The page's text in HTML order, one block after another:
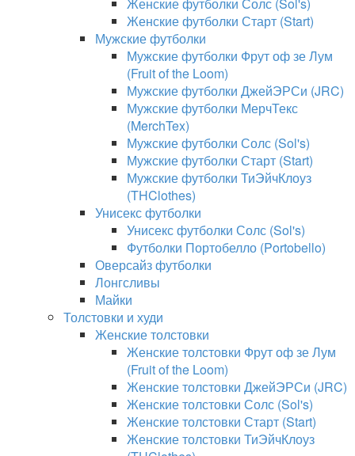
Женские футболки Старт (Start)
Мужские футболки
Мужские футболки Фрут оф зе Лум
(Fruit of the Loom)
Мужские футболки ДжейЭРСи (JRC)
Мужские футболки МерчТекс
(MerchTex)
Мужские футболки Солс (Sol's)
Мужские футболки Старт (Start)
Мужские футболки ТиЭйчКлоуз
(THClothes)
Унисекс футболки
Унисекс футболки Солс (Sol's)
Футболки Портобелло (Portobello)
Оверсайз футболки
Лонгсливы
Майки
Толстовки и худи
Женские толстовки
Женские толстовки Фрут оф зе Лум
(Fruit of the Loom)
Женские толстовки ДжейЭРСи (JRC)
Женские толстовки Солс (Sol's)
Женские толстовки Старт (Start)
Женские толстовки ТиЭйчКлоуз